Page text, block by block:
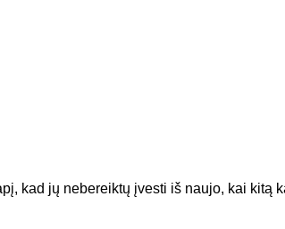
kad jų nebereiktų įvesti iš naujo, kai kitą